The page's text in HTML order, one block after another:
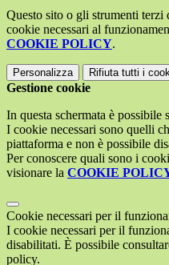
Questo sito o gli strumenti
cookie necessari al
COOKIE POLICY.
Personalizza Rifiuta tutti i
Gestione cookie
In questa schermata è
I cookie necessari sono quelli
piattaforma e non è possibile
Per conoscere quali sono i
visionare la COOKIE
Cookie necessari per il
I cookie necessari per il
disabilitati. È possibile
policy.